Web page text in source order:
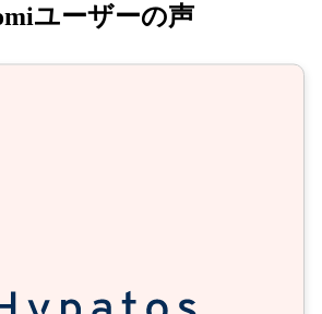
ユーザーの声